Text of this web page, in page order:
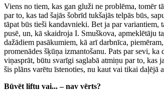
Viens no tiem, kas gan gluži ne problēma, tomēr
par to, kas tad šajās šobrīd tukšajās telpās būs,
tāpat būs tieši kandavnieki. Bet ja par variantiem,
pusē, un, kā skaidroja I. Smuškova, apmeklētāju
dažādiem pasākumiem, kā arī darbnīca,
promenādes šķūņa izmantošanu. Pats par sevi,
viņasprāt, būtu svarīgi saglabā atmiņu par to, kas
šis plāns varētu īstenoties, nu kaut vai tikai daļējā
Būvēt liftu vai... – nav vērts?